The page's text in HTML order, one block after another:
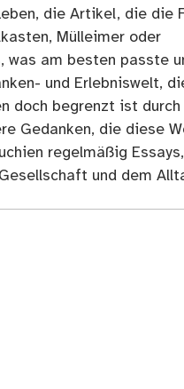
die Artikel, die die
Mülleimer oder
was am besten passte
und Erlebniswelt,
doch begrenzt ist durch
Gedanken, die diese
regelmäßig Essays,
und dem